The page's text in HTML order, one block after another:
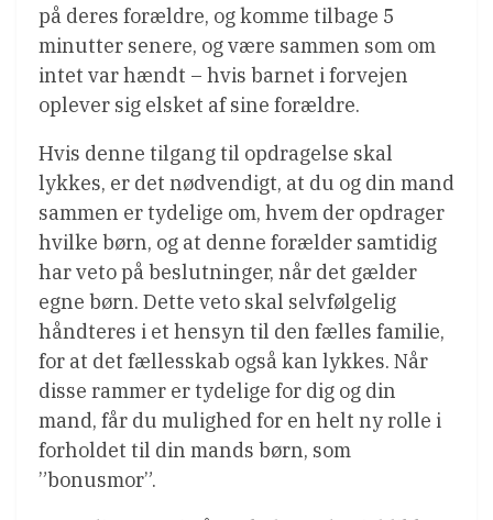
på deres forældre, og komme tilbage 5
minutter senere, og være sammen som om
intet var hændt – hvis barnet i forvejen
oplever sig elsket af sine forældre.
Hvis denne tilgang til opdragelse skal
lykkes, er det nødvendigt, at du og din mand
sammen er tydelige om, hvem der opdrager
hvilke børn, og at denne forælder samtidig
har veto på beslutninger, når det gælder
egne børn. Dette veto skal selvfølgelig
håndteres i et hensyn til den fælles familie,
for at det fællesskab også kan lykkes. Når
disse rammer er tydelige for dig og din
mand, får du mulighed for en helt ny rolle i
forholdet til din mands børn, som
”bonusmor”.